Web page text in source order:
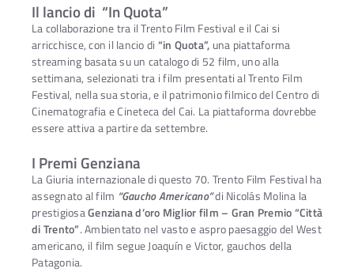
Il lancio di “In Quota”
La collaborazione tra il Trento Film Festival e il Cai si
arricchisce, con il lancio di “in Quota”, una piattaforma
streaming basata su un catalogo di 52 film, uno alla
settimana, selezionati tra i film presentati al Trento Film
Festival, nella sua storia, e il patrimonio filmico del Centro di
Cinematografia e Cineteca del Cai. La piattaforma dovrebbe
essere attiva a partire da settembre.
I Premi Genziana
La Giuria internazionale di questo 70. Trento Film Festival ha
assegnato al film “Gaucho Americano”di Nicolás Molina la
prestigiosaGenziana d’oro Miglior film – Gran Premio “Città
di Trento”. Ambientato nel vasto e aspro paesaggio del West
americano, il film segue Joaquín e Victor, gauchos della
Patagonia.